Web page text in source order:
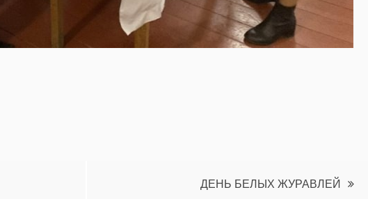
ДЕНЬ БЕЛЫХ ЖУРАВЛЕЙ